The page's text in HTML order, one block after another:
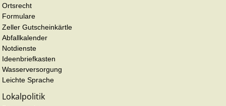
Ortsrecht
Formulare
Zeller Gutscheinkärtle
Abfallkalender
Notdienste
Ideenbriefkasten
Wasserversorgung
Leichte Sprache
Lokalpolitik